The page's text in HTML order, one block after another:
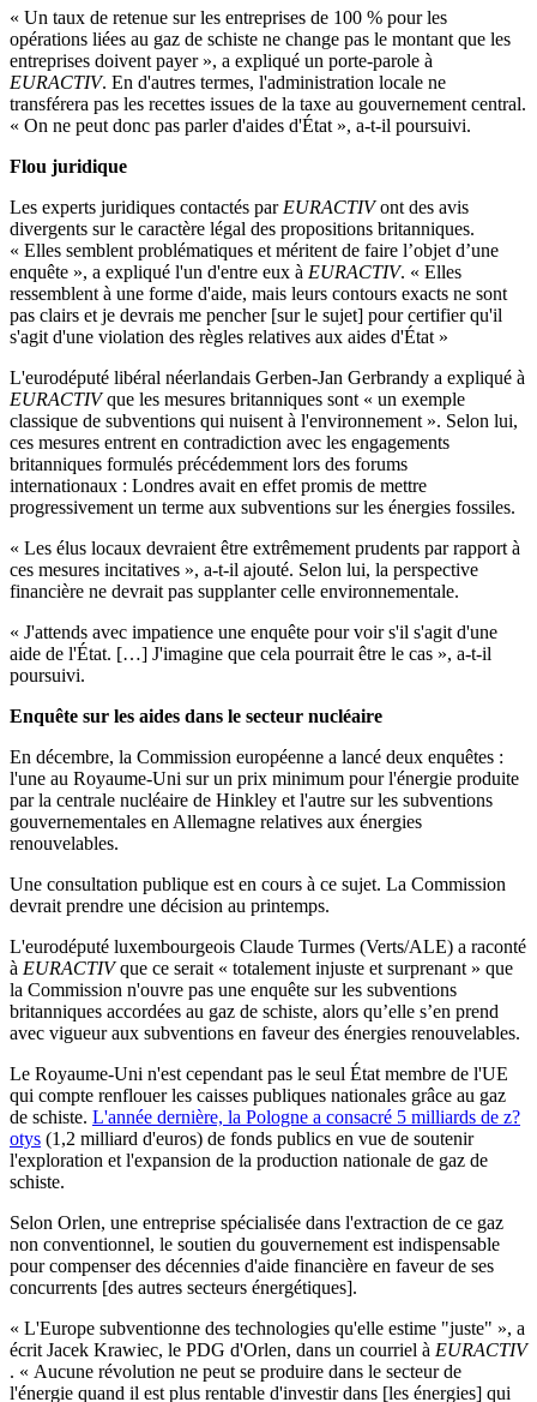
« Un taux de retenue sur les entreprises de 100 % pour les
opérations liées au gaz de schiste ne change pas le montant que les
entreprises doivent payer », a expliqué un porte-parole à
EURACTIV. En d'autres termes, l'administration locale ne
transférera pas les recettes issues de la taxe au gouvernement central.
« On ne peut donc pas parler d'aides d'État », a-t-il poursuivi.
Flou juridique
Les experts juridiques contactés par EURACTIVont des avis
divergents sur le caractère légal des propositions britanniques.
« Elles semblent problématiques et méritent de faire l’objet d’une
enquête », a expliqué l'un d'entre eux à EURACTIV. « Elles
ressemblent à une forme d'aide, mais leurs contours exacts ne sont
pas clairs et je devrais me pencher [sur le sujet] pour certifier qu'il
s'agit d'une violation des règles relatives aux aides d'État »
L'eurodéputé libéral néerlandais Gerben-Jan Gerbrandy a expliqué à
EURACTIVque les mesures britanniques sont « un exemple
classique de subventions qui nuisent à l'environnement ». Selon lui,
ces mesures entrent en contradiction avec les engagements
britanniques formulés précédemment lors des forums
internationaux : Londres avait en effet promis de mettre
progressivement un terme aux subventions sur les énergies fossiles.
« Les élus locaux devraient être extrêmement prudents par rapport à
ces mesures incitatives », a-t-il ajouté. Selon lui, la perspective
financière ne devrait pas supplanter celle environnementale.
« J'attends avec impatience une enquête pour voir s'il s'agit d'une
aide de l'État. […] J'imagine que cela pourrait être le cas », a-t-il
poursuivi.
Enquête sur les aides dans le secteur nucléaire
En décembre, la Commission européenne a lancé deux enquêtes :
l'une au Royaume-Uni sur un prix minimum pour l'énergie produite
par la centrale nucléaire de Hinkley et l'autre sur les subventions
gouvernementales en Allemagne relatives aux énergies
renouvelables.
Une consultation publique est en cours à ce sujet. La Commission
devrait prendre une décision au printemps.
L'eurodéputé luxembourgeois Claude Turmes (Verts/ALE) a raconté
à EURACTIVque ce serait « totalement injuste et surprenant » que
la Commission n'ouvre pas une enquête sur les subventions
britanniques accordées au gaz de schiste, alors qu’elle s’en prend
avec vigueur aux subventions en faveur des énergies renouvelables.
Le Royaume-Uni n'est cependant pas le seul État membre de l'UE
qui compte renflouer les caisses publiques nationales grâce au gaz
de schiste. L'année dernière, la Pologne a consacré 5 milliards de z?
otys (1,2 milliard d'euros) de fonds publics en vue de soutenir
l'exploration et l'expansion de la production nationale de gaz de
schiste.
Selon Orlen, une entreprise spécialisée dans l'extraction de ce gaz
non conventionnel, le soutien du gouvernement est indispensable
pour compenser des décennies d'aide financière en faveur de ses
concurrents [des autres secteurs énergétiques].
« L'Europe subventionne des technologies qu'elle estime "juste" », a
écrit Jacek Krawiec, le PDG d'Orlen, dans un courriel à EURACTIV
. « Aucune révolution ne peut se produire dans le secteur de
l'énergie quand il est plus rentable d'investir dans [les énergies] qui